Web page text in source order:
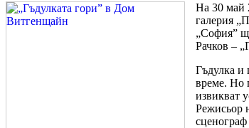
На 30 май
галерия
„София”
Рачков –
Гъдулка и
време. Но
извикват
Режисьор